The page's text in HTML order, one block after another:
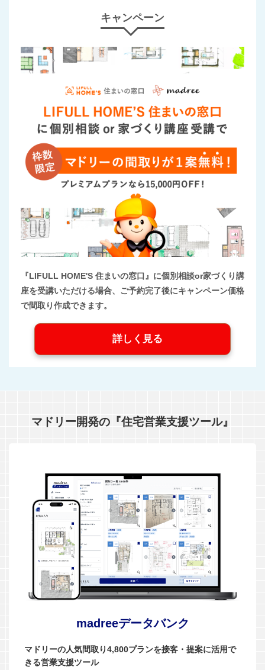
キャンペーン
『LIFULL HOME'S 住まいの窓口』に個別相談or家づくり講
座を受講いただける場合、ご予約完了後にキャンペーン価格
で間取り作成できます。
詳しく見る
マドリー開発の『住宅営業支援ツール』
madreeデータバンク
マドリーの人気間取り4,800プランを接客・提案に活用で
きる営業支援ツール